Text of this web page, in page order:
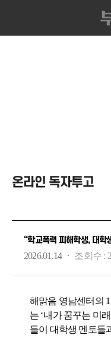
온라인 독자투고
“학교폭력 피해학생, 대학
2026.01.14 · 조회수 :
해맑음 영남센터의 1
는 ‘내가 꿈꾸는 미래
들이 대학생 멘토들